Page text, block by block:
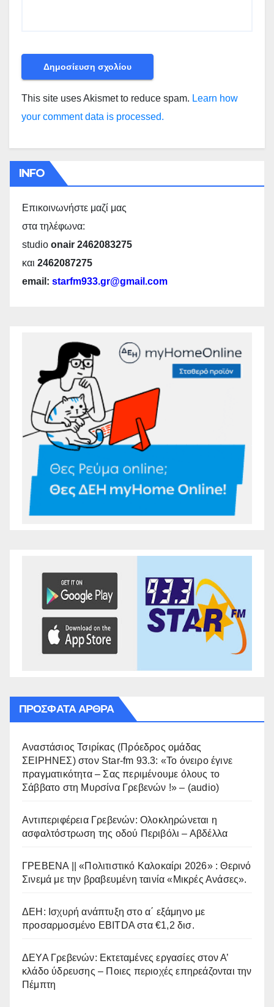
This site uses Akismet to reduce spam. Learn how
your comment data is processed.
INFO
Επικοινωνήστε μαζί μας
στα τηλέφωνα:
studio onair 2462083275
και 2462087275
email: starfm933.gr@gmail.com
ΠΡΌΣΦΑΤΑ ΆΡΘΡΑ
Αναστάσιος Τσιρίκας (Πρόεδρος ομάδας
ΣΕΙΡΗΝΕΣ) στον Star-fm 93.3: «Το όνειρο έγινε
πραγματικότητα – Σας περιμένουμε όλους το
Σάββατο στη Μυρσίνα Γρεβενών !» – (audio)
Αντιπεριφέρεια Γρεβενών: Ολοκληρώνεται η
ασφαλτόστρωση της οδού Περιβόλι – Αβδέλλα
ΓΡΕΒΕΝΑ || «Πολιτιστικό Καλοκαίρι 2026» : Θερινό
Σινεμά με την βραβευμένη ταινία «Μικρές Ανάσες».
ΔΕΗ: Ισχυρή ανάπτυξη στο α΄ εξάμηνο με
προσαρμοσμένο EBITDA στα €1,2 δισ.
ΔΕΥΑ Γρεβενών: Εκτεταμένες εργασίες στον Α’
κλάδο ύδρευσης – Ποιες περιοχές επηρεάζονται την
Πέμπτη